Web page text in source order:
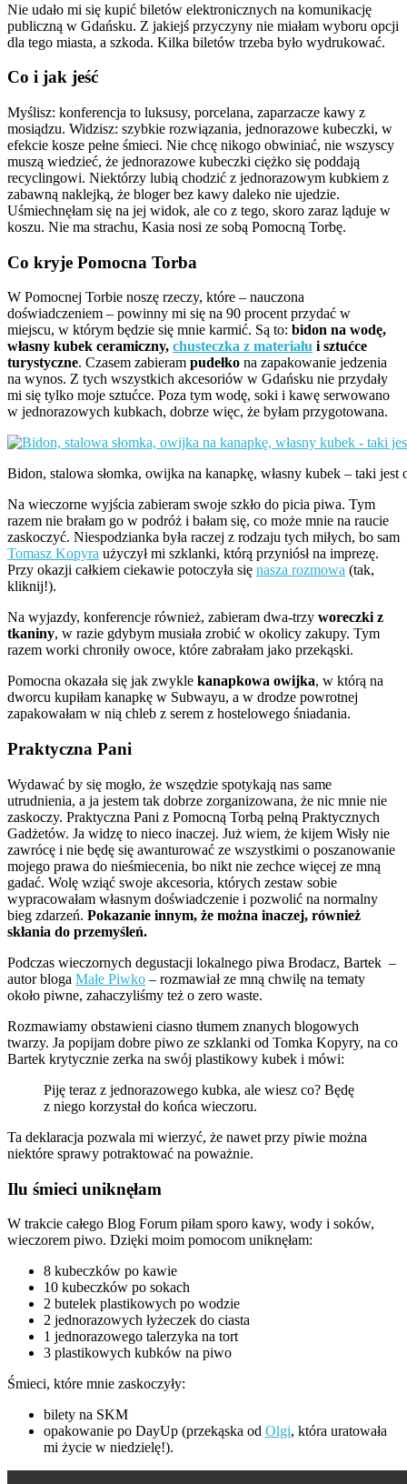
Nie udało mi się kupić biletów elektronicznych na komunikację
publiczną w Gdańsku. Z jakiejś przyczyny nie miałam wyboru opcji
dla tego miasta, a szkoda. Kilka biletów trzeba było wydrukować.
Co i jak jeść
Myślisz: konferencja to luksusy, porcelana, zaparzacze kawy z
mosiądzu. Widzisz: szybkie rozwiązania, jednorazowe kubeczki, w
efekcie kosze pełne śmieci. Nie chcę nikogo obwiniać, nie wszyscy
muszą wiedzieć, że jednorazowe kubeczki ciężko się poddają
recyclingowi. Niektórzy lubią chodzić z jednorazowym kubkiem z
zabawną naklejką, że bloger bez kawy daleko nie ujedzie.
Uśmiechnęłam się na jej widok, ale co z tego, skoro zaraz ląduje w
koszu. Nie ma strachu, Kasia nosi ze sobą Pomocną Torbę.
Co kryje Pomocna Torba
W Pomocnej Torbie noszę rzeczy, które – nauczona
doświadczeniem – powinny mi się na 90 procent przydać w
miejscu, w którym będzie się mnie karmić. Są to: bidon na wodę,
własny kubek ceramiczny, chusteczka z materiału i sztućce
turystyczne. Czasem zabieram pudełko na zapakowanie jedzenia
na wynos. Z tych wszystkich akcesoriów w Gdańsku nie przydały
mi się tylko moje sztućce. Poza tym wodę, soki i kawę serwowano
w jednorazowych kubkach, dobrze więc, że byłam przygotowana.
Bidon, stalowa słomka, owijka na kanapkę, własny kubek – taki jest
Na wieczorne wyjścia zabieram swoje szkło do picia piwa. Tym
razem nie brałam go w podróż i bałam się, co może mnie na raucie
zaskoczyć. Niespodzianka była raczej z rodzaju tych miłych, bo sam
Tomasz Kopyra użyczył mi szklanki, którą przyniósł na imprezę.
Przy okazji całkiem ciekawie potoczyła się nasza rozmowa (tak,
kliknij!).
Na wyjazdy, konferencje również, zabieram dwa-trzy woreczki z
tkaniny, w razie gdybym musiała zrobić w okolicy zakupy. Tym
razem worki chroniły owoce, które zabrałam jako przekąski.
Pomocna okazała się jak zwykle kanapkowa owijka, w którą na
dworcu kupiłam kanapkę w Subwayu, a w drodze powrotnej
zapakowałam w nią chleb z serem z hostelowego śniadania.
Praktyczna Pani
Wydawać by się mogło, że wszędzie spotykają nas same
utrudnienia, a ja jestem tak dobrze zorganizowana, że nic mnie nie
zaskoczy. Praktyczna Pani z Pomocną Torbą pełną Praktycznych
Gadżetów. Ja widzę to nieco inaczej. Już wiem, że kijem Wisły nie
zawrócę i nie będę się awanturować ze wszystkimi o poszanowanie
mojego prawa do nieśmiecenia, bo nikt nie zechce więcej ze mną
gadać. Wolę wziąć swoje akcesoria, których zestaw sobie
wypracowałam własnym doświadczenie i pozwolić na normalny
bieg zdarzeń. Pokazanie innym, że można inaczej, również
skłania do przemyśleń.
Podczas wieczornych degustacji lokalnego piwa Brodacz, Bartek –
autor bloga Małe Piwko – rozmawiał ze mną chwilę na tematy
około piwne, zahaczyliśmy też o zero waste.
Rozmawiamy obstawieni ciasno tłumem znanych blogowych
twarzy. Ja popijam dobre piwo ze szklanki od Tomka Kopyry, na co
Bartek krytycznie zerka na swój plastikowy kubek i mówi:
Piję teraz z jednorazowego kubka, ale wiesz co? Będę
z niego korzystał do końca wieczoru.
Ta deklaracja pozwala mi wierzyć, że nawet przy piwie można
niektóre sprawy potraktować na poważnie.
Ilu śmieci uniknęłam
W trakcie całego Blog Forum piłam sporo kawy, wody i soków,
wieczorem piwo. Dzięki moim pomocom uniknęłam:
8 kubeczków po kawie
10 kubeczków po sokach
2 butelek plastikowych po wodzie
2 jednorazowych łyżeczek do ciasta
1 jednorazowego talerzyka na tort
3 plastikowych kubków na piwo
Śmieci, które mnie zaskoczyły:
bilety na SKM
opakowanie po DayUp (przekąska od Olgi, która uratowała
mi życie w niedzielę!).